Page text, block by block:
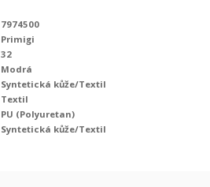
7974500
Primigi
32
Modrá
Syntetická kůže/Textil
Textil
PU (Polyuretan)
Syntetická kůže/Textil